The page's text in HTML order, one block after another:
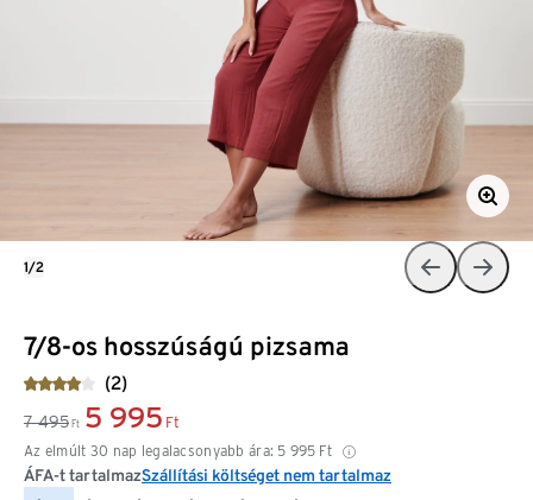
7/8-os hosszúságú pizsama
(2)
7 495 Ft 5 995 Ft
Az elmúlt 30 nap legalacsonyabb ára: 5 995 Ft
ÁFA-t tartalmazSzállítási költséget nem tartalmaz
1/2